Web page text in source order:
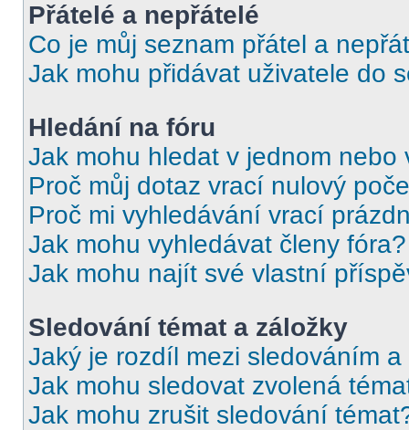
Přátelé a nepřátelé
Co je můj seznam přátel a
Jak mohu přidávat uživatele do
Hledání na fóru
Jak mohu hledat v jednom nebo
Proč můj dotaz vrací nulový
Proč mi vyhledávání vrací
Jak mohu vyhledávat členy fóra?
Jak mohu najít své vlastní
Sledování témat a záložky
Jaký je rozdíl mezi sledováním a
Jak mohu sledovat zvolená
Jak mohu zrušit sledování